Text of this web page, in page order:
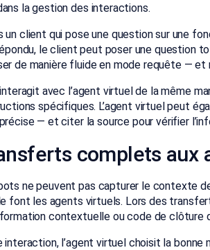
la gestion des interactions.
un client qui pose une question sur une
le client peut poser une question
de manière fluide en mode requête — et
avec l’agent virtuel de la même
spécifiques. L’agent virtuel peut
— et citer la source pour vérifier
complets aux
ne peuvent pas capturer le contexte
font les agents virtuels. Lors des
contextuelle ou code de clôture
interaction, l’agent virtuel choisit la bonne